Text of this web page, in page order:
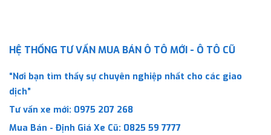
HỆ THỐNG TƯ VẤN MUA BÁN Ô TÔ MỚI - Ô TÔ CŨ
“Nơi bạn tìm thấy sự chuyên nghiệp nhất cho các giao
dịch”
Tư vấn xe mới: 0975 207 268
Mua Bán - Định Giá Xe Cũ: 0825 59 7777